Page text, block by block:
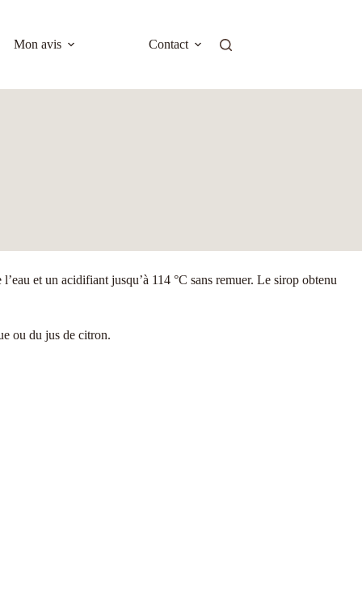
Mon avis Contact
et un acidifiant jusqu’à 114 °C sans remuer. Le sirop obtenu
ou du jus de citron.